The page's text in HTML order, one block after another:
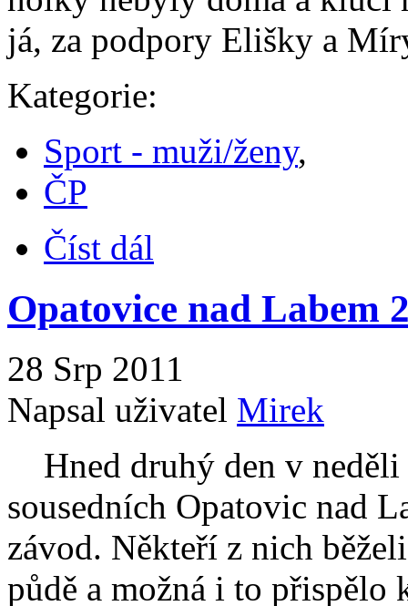
já, za podpory Elišky a
Kategorie:
Sport - muži/ženy,
ČP
Číst dál
Opatovice nad Labem
28 Srp 2011
Napsal uživatel Mirek
Hned druhý den v
sousedních Opatovic nad
závod. Někteří z nich
půdě a možná i to přispělo